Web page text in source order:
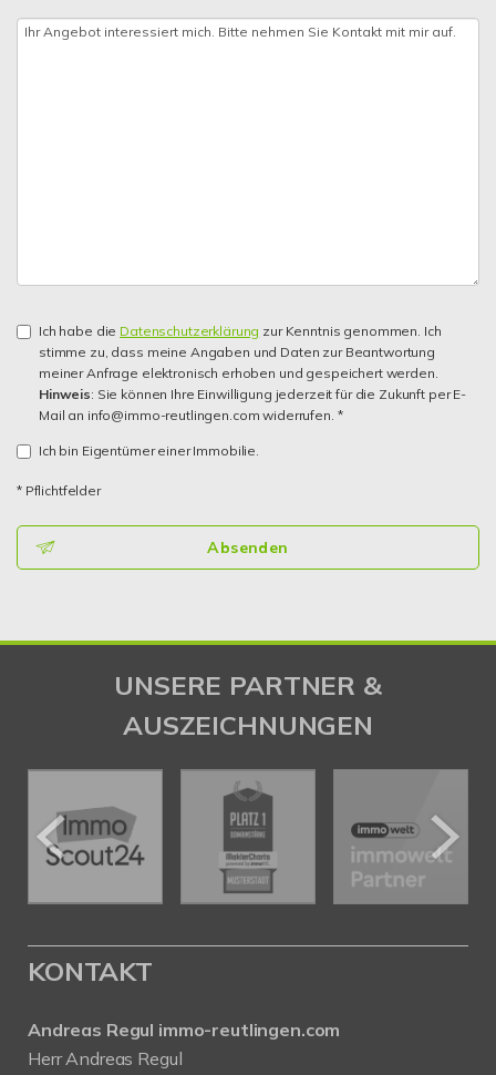
Ich habe die Datenschutzerklärung zur Kenntnis genommen. Ich
stimme zu, dass meine Angaben und Daten zur Beantwortung
meiner Anfrage elektronisch erhoben und gespeichert werden.
Hinweis: Sie können Ihre Einwilligung jederzeit für die Zukunft per E-
Mail an info@immo-reutlingen.com widerrufen. *
Ich bin Eigentümer einer Immobilie.
* Pflichtfelder
Absenden
UNSERE PARTNER &
AUSZEICHNUNGEN
KONTAKT
Andreas Regul immo-reutlingen.com
Herr Andreas Regul